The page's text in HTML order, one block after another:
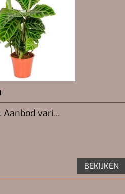
vari...
BEKIJKEN